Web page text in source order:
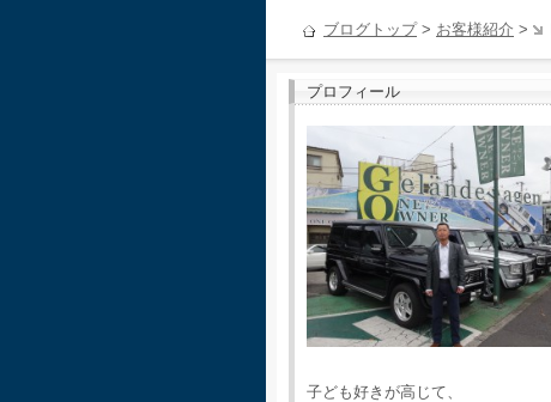
ブログトップ> お客様紹介 >
プロフィール
子ども好きが高じて、